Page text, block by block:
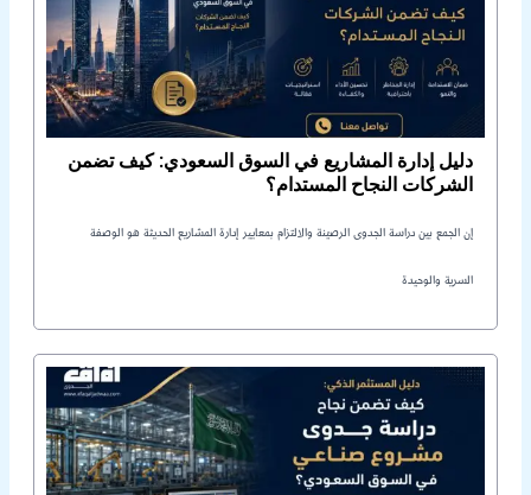
دليل إدارة المشاريع في السوق السعودي: كيف تضمن
الشركات النجاح المستدام؟
إن الجمع بين دراسة الجدوى الرصينة والالتزام بمعايير إدارة المشاريع الحديثة هو الوصفة
السرية والوحيدة